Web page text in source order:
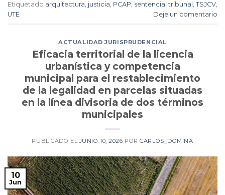
Etiquetado arquitectura, justicia, PCAP, sentencia,tribunal , TSJCV,
UTE
Deje un comentario
ACTUALIDAD JURISPRUDENCIAL
Eficacia territorial de la licencia
urbanística y competencia
municipal para el restablecimiento
de la legalidad en parcelas situadas
en la línea divisoria de dos términos
municipales
PUBLICADO ELJUNIO 10, 2026 PORCARLOS_DOMINA
10
Jun